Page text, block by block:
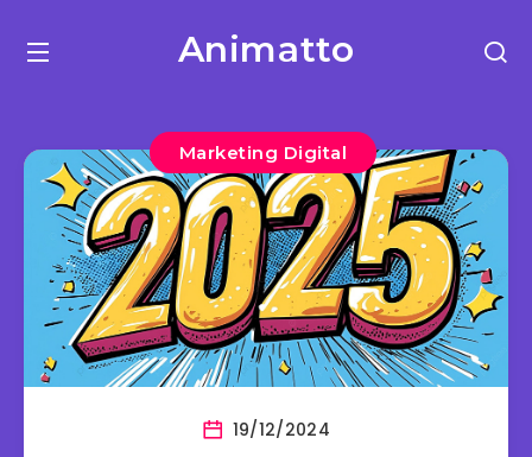
Animatto
Marketing Digital
19/12/2024